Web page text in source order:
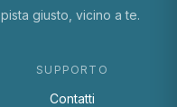
giusto, vicino a te.
SUPPORTO
Contatti